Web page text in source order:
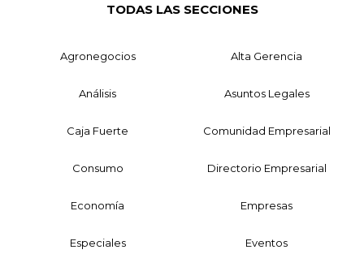
TODAS LAS SECCIONES
Agronegocios Alta Gerencia
Análisis Asuntos Legales
Caja Fuerte Comunidad Empresarial
Consumo Directorio Empresarial
Economía Empresas
Especiales Eventos